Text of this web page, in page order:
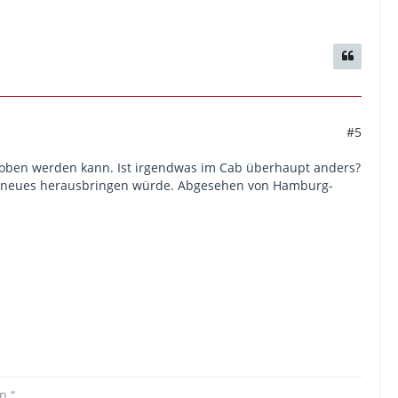
#5
werden kann. Ist irgendwas im Cab überhaupt anders?
herausbringen würde. Abgesehen von Hamburg-